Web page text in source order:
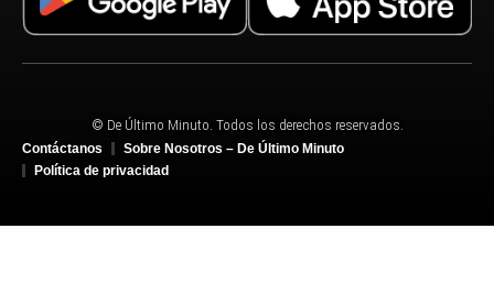
© De Último Minuto. Todos los derechos reservados.
Contáctanos
Sobre Nosotros – De Último Minuto
Política de privacidad